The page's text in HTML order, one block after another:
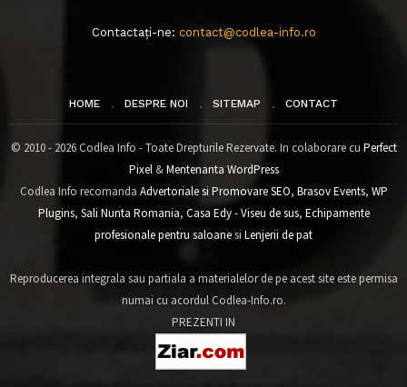
Contactați-ne: contact@codlea-info.ro
HOME DESPRE NOI SITEMAP CONTACT
© 2010 - 2026 Codlea Info - Toate Drepturile Rezervate. In colaborare cu Perfect
Pixel&Mentenanta WordPress
Codlea Info recomanda Advertoriale si Promovare SEO, Brasov Events, WP
Plugins, Sali Nunta Romania, Casa Edy - Viseu de sus, Echipamente
profesionale pentru saloanesi Lenjerii de pat
Reproducerea integrala sau partiala a materialelor de pe acest site este permisa
numai cu acordul Codlea-Info.ro.
PREZENTI IN